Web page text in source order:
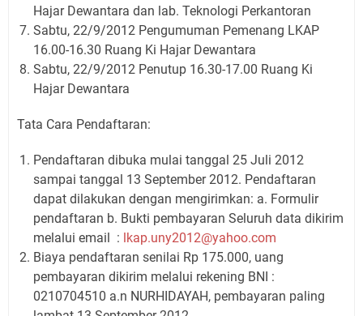
Hajar Dewantara dan lab. Teknologi Perkantoran
Sabtu, 22/9/2012 Pengumuman Pemenang LKAP
16.00-16.30 Ruang Ki Hajar Dewantara
Sabtu, 22/9/2012 Penutup 16.30-17.00 Ruang Ki
Hajar Dewantara
Tata Cara Pendaftaran:
Pendaftaran dibuka mulai tanggal 25 Juli 2012
sampai tanggal 13 September 2012. Pendaftaran
dapat dilakukan dengan mengirimkan: a. Formulir
pendaftaran b. Bukti pembayaran Seluruh data dikirim
melalui email : lkap.uny2012@yahoo.com
Biaya pendaftaran senilai Rp 175.000, uang
pembayaran dikirim melalui rekening BNI :
0210704510 a.n NURHIDAYAH, pembayaran paling